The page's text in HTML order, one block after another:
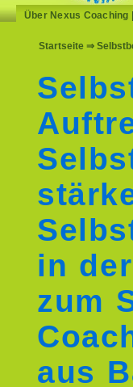
Über Nexus Coaching
Startseite ⇒
in
zum
aus